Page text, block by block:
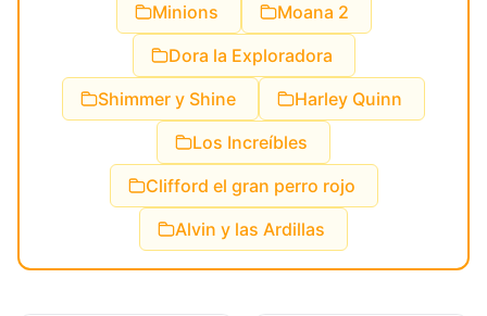
Minions
Moana 2
Dora la Exploradora
Shimmer y Shine
Harley Quinn
Los Increíbles
Clifford el gran perro rojo
Alvin y las Ardillas